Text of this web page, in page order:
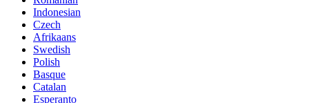
Indonesian
Czech
Afrikaans
Swedish
Polish
Basque
Catalan
Esperanto